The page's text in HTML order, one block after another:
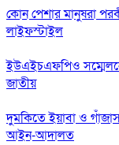
কোন পেশার মানুষরা
লাইফস্টাইল
ইউএইচএফপিও সম্মেলনে
জাতীয়
দুমকিতে ইয়াবা ও
আইন-আদালত